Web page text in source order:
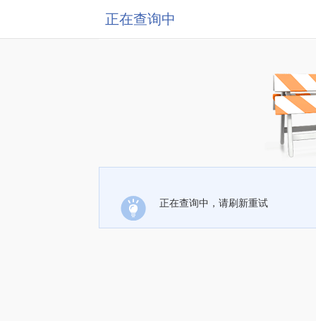
正在查询中
正在查询中，请刷新重试